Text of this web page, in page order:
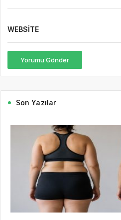
WEBSITE
Yorumu Gönder
Son Yazılar